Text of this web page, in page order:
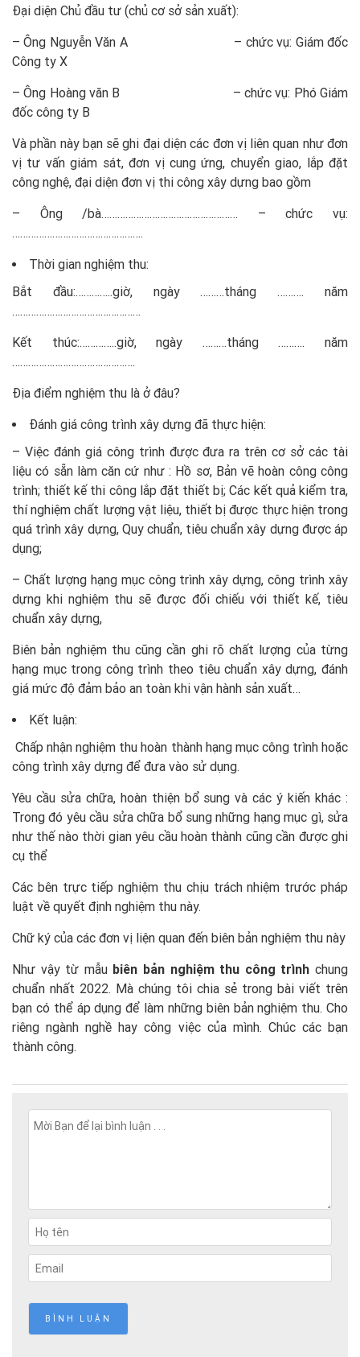
Đại diện Chủ đầu tư (chủ cơ sở sản xuất):
– Ông Nguyễn Văn A – chức vụ: Giám đốc
Công ty X
– Ông Hoàng văn B – chức vụ: Phó Giám
đốc công ty B
Và phần này bạn sẽ ghi đại diện các đơn vị liên quan như đơn
vị tư vấn giám sát, đơn vị cung ứng, chuyển giao, lắp đặt
công nghệ, đại diện đơn vị thi công xây dựng bao gồm
– Ông /bà…………………………………………… – chức vụ:
………………………………………….
Thời gian nghiệm thu:
Bắt đầu:…………..giờ, ngày ………tháng ………. năm
…………………………………………
Kết thúc:…………..giờ, ngày ………tháng ………. năm
……………………………………….
Địa điểm nghiệm thu là ở đâu?
Đánh giá công trình xây dựng đã thực hiện:
– Việc đánh giá công trình được đưa ra trên cơ sở các tài
liệu có sẵn làm căn cứ như : Hồ sơ, Bản vẽ hoàn công công
trình; thiết kế thi công lắp đặt thiết bị; Các kết quả kiểm tra,
thí nghiệm chất lượng vật liệu, thiết bị được thực hiện trong
quá trình xây dựng, Quy chuẩn, tiêu chuẩn xây dựng được áp
dụng;
– Chất lượng hạng mục công trình xây dựng, công trình xây
dựng khi nghiệm thu sẽ được đối chiếu với thiết kế, tiêu
chuẩn xây dựng,
Biên bản nghiệm thu cũng cần ghi rõ chất lượng của từng
hạng mục trong công trình theo tiêu chuẩn xây dựng, đánh
giá mức độ đảm bảo an toàn khi vận hành sản xuất…
Kết luận:
Chấp nhận nghiệm thu hoàn thành hạng mục công trình hoặc
công trình xây dựng để đưa vào sử dụng.
Yêu cầu sửa chữa, hoàn thiện bổ sung và các ý kiến khác :
Trong đó yêu cầu sửa chữa bổ sung những hạng mục gì, sửa
như thế nào thời gian yêu cầu hoàn thành cũng cần được ghi
cụ thể
Các bên trực tiếp nghiệm thu chịu trách nhiệm trước pháp
luật về quyết định nghiệm thu này.
Chữ ký của các đơn vị liện quan đến biên bản nghiệm thu này
Như vậy từ mẫu biên bản nghiệm thu công trình chung
chuẩn nhất 2022. Mà chúng tôi chia sẻ trong bài viết trên
bạn có thể áp dụng để làm những biên bản nghiệm thu. Cho
riêng ngành nghề hay công việc của mình. Chúc các bạn
thành công.